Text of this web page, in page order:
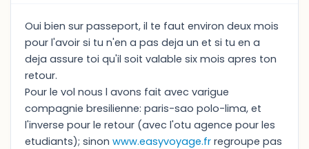
Oui bien sur passeport, il te faut environ deux mois
pour l'avoir si tu n'en a pas deja un et si tu en a
deja assure toi qu'il soit valable six mois apres ton
retour.
Pour le vol nous l avons fait avec varigue
compagnie bresilienne: paris-sao polo-lima, et
l'inverse pour le retour (avec l'otu agence pour les
etudiants); sinon www.easyvoyage.fr regroupe pas